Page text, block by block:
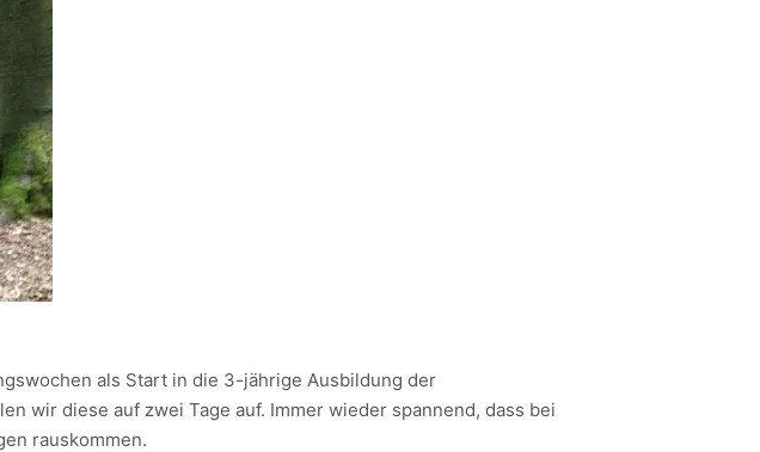
als Start in die 3-jährige Ausbildung der
wir diese auf zwei Tage auf. Immer wieder spannend, dass bei
rauskommen.